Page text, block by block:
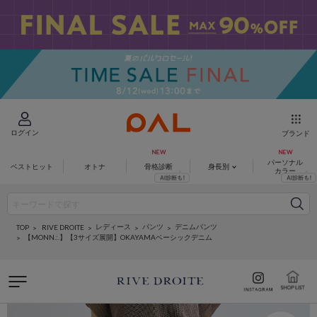
ログイン ブランド
ベストヒット オトナ 骨格診断 身長別
パーソナル
カラー
TOP RIVE DROITE レディース パンツ
デニムパンツ
【MONN.:.】【3サイズ展開】OKAYAMAベーシックデニム